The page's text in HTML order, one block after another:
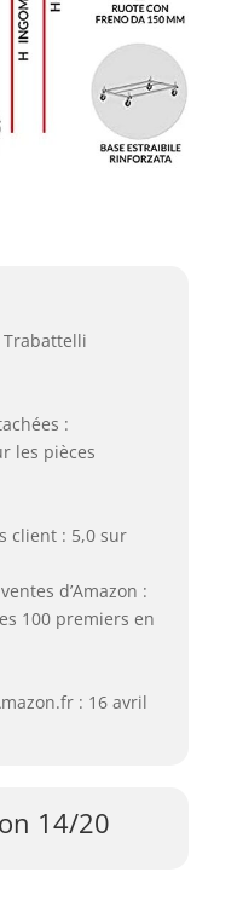
Trabattelli
:
les pièces
client : 5,0 sur
d’Amazon :
100 premiers en
: 16 avril
14/20